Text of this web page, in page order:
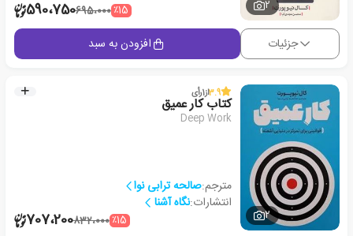
2 ٪15695،000590،750
جزئیات افزودن به سبد
2
3.9از1رأی
کتاب کار عمیق
Deep Work
مترجم:صالحه ترابی نوا
انتشارات:نگاه آشنا
٪15832،000707،200